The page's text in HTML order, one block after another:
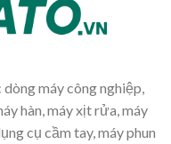
máy công nghiệp,
hàn, máy xịt rửa, máy
cụ cầm tay, máy phun